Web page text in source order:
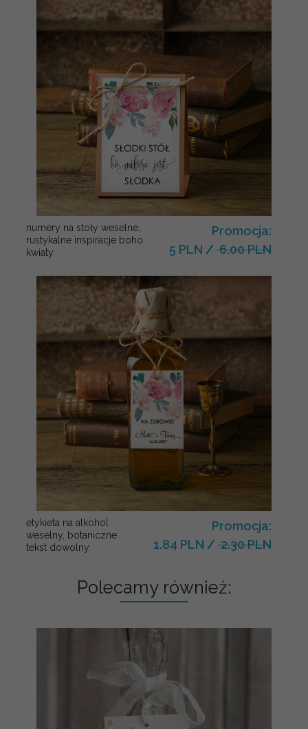
numery na stoły weselne,
rustykalne inspiracje boho
kwiaty
Promocja:
5 PLN / 6.00 PLN
etykieta na alkohol
weselny, botaniczne
tekst dowolny
Promocja:
1.84 PLN / 2.30 PLN
Polecamy również: